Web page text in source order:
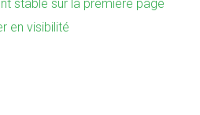
stable sur la première page
en visibilité